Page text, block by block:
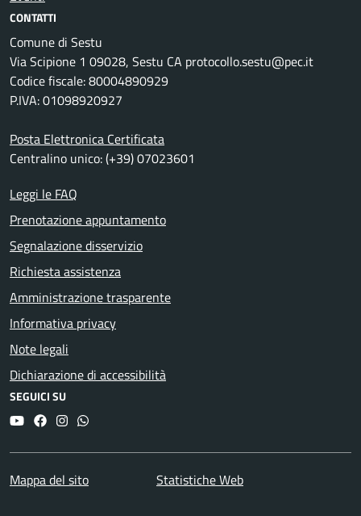
CONTATTI
Comune di Sestu
Via Scipione 1 09028, Sestu CA protocollo.sestu@pec.it
Codice fiscale: 80004890929
P.IVA: 01098920927
Posta Elettronica Certificata
Centralino unico: (+39) 07023601
Leggi le FAQ
Prenotazione appuntamento
Segnalazione disservizio
Richiesta assistenza
Amministrazione trasparente
Informativa privacy
Note legali
Dichiarazione di accessibilità
SEGUICI SU
YouTubeFacebookInstagram
Whatsapp
Mappa del sito Statistiche Web